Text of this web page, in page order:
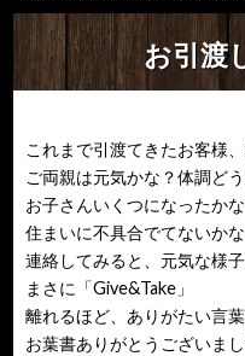
お引渡
これまで引渡てきたお客様
ご両親は元気かな？体調ど
お子さんいくつになったか
住まいに不具合でてないかな
連絡してみると、元気な様
まさに「Give&Take」
離れるほど、ありがたい言葉
お葉書ありがとうございまし